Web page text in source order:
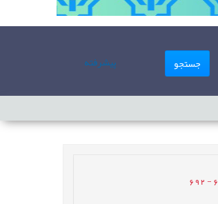
جستجو پیشرفته